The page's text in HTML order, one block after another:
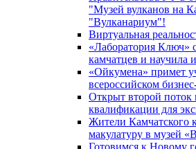
"Музей вулканов на
"Вулканариум"!
Виртуальная
«Лаборатория Ключ»
камчатцев и научила
«Ойкумена» примет
всероссийском
Открыт второй
квалификации для
Жители Камчатского
макулатуру в музей
Готовимся к Новому